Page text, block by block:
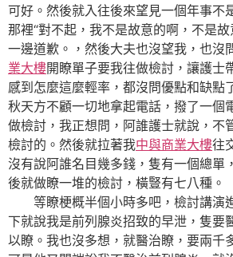
可好。然後就入往後來望見一個年事不
那裡“對不起，我不是故意的啊，不是故
一邊道歉。，然後大夫也沒望我，也沒
業大樓開瞭單子要我往做檢討，讓護士
感到怎麼這麼輕率，都沒問優點和缺點
秋天方不顧一切地拿起電話，撥了一個
做檢討，我正想問，阿誰護士就說，不
檢討的。然後就拉著我中與商業大樓往
沒有說阿誰名目幾多錢，隻有一個總單
後就做瞭一堆的檢討，橫豎有七八種。
等瞭梗概半個小時多吧，檢討講演
下就說我是前列腺炎招致的早泄，隻要
以瞭。我也沒多想，就醫治瞭，要兩千